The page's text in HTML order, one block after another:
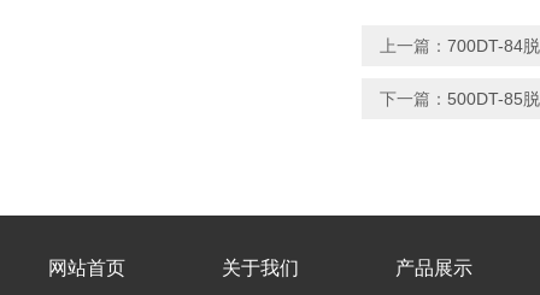
上一篇： 700DT-84
下一篇： 500DT-85
网站首页 关于我们 产品展示